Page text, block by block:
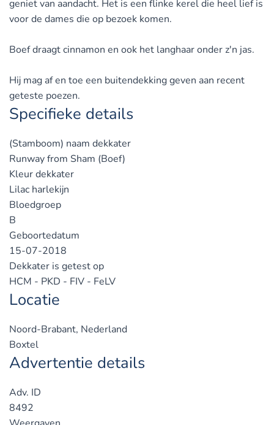
geniet van aandacht. Het is een flinke kerel die heel lief is
voor de dames die op bezoek komen.
Boef draagt cinnamon en ook het langhaar onder z'n jas.
Hij mag af en toe een buitendekking geven aan recent
geteste poezen.
Specifieke details
(Stamboom) naam dekkater
Runway from Sham (Boef)
Kleur dekkater
Lilac harlekijn
Bloedgroep
B
Geboortedatum
15-07-2018
Dekkater is getest op
HCM - PKD - FIV - FeLV
Locatie
Noord-Brabant, Nederland
Boxtel
Advertentie details
Adv. ID
8492